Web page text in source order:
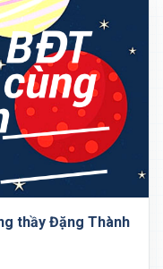
thầy Đặng Thành